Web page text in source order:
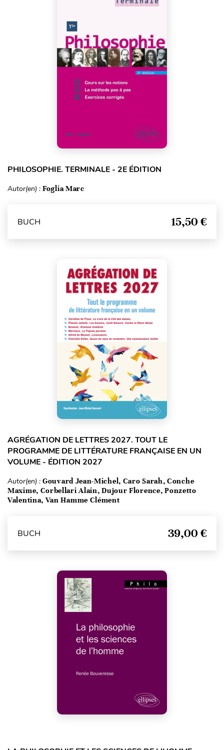
PHILOSOPHIE. TERMINALE - 2E ÉDITION
Autor(en) : Foglia Marc
BUCH 15,50 €
AGRÉGATION DE LETTRES 2027. TOUT LE
PROGRAMME DE LITTÉRATURE FRANÇAISE EN UN
VOLUME - ÉDITION 2027
Autor(en) : Gouvard Jean-Michel, Caro Sarah, Conche
Maxime, Corbellari Alain, Dujour Florence, Ponzetto
Valentina, Van Hamme Clément
BUCH 39,00 €